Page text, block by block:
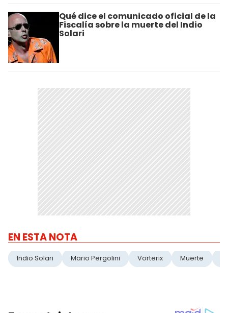
Qué dice el comunicado oficial de la
Fiscalía sobre la muerte del Indio
Solari
EN ESTA NOTA
Indio Solari Mario Pergolini Vorterix Muerte